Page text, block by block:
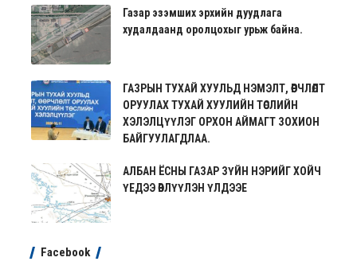
Газар эзэмших эрхийн дуудлага
худалдаанд оролцохыг урьж байна.
ГАЗРЫН ТУХАЙ ХУУЛЬД НЭМЭЛТ, ӨӨРЧЛӨЛТ
ОРУУЛАХ ТУХАЙ ХУУЛИЙН ТӨСЛИЙН
ХЭЛЭЛЦҮҮЛЭГ ОРХОН АЙМАГТ ЗОХИОН
БАЙГУУЛАГДЛАА.
АЛБАН ЁСНЫ ГАЗАР ЗҮЙН НЭРИЙГ ХОЙЧ
ҮЕДЭЭ ӨВЛҮҮЛЭН ҮЛДЭЭЕ
Facebook